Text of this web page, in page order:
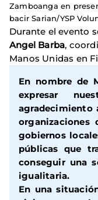
Zamboanga en
bacir Sarian/YSP
Durante el evento
Angel Barba,
Manos Unidas en
En nombre de
expresar
agradecimiento
gobiernos
públicas que
conseguir una
igualitaria.
En una